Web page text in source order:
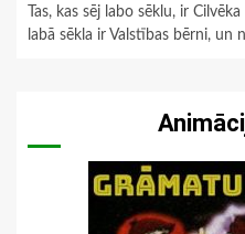
Tas, kas sēj labo sēklu, ir
labā sēkla ir Valstības bērni, un